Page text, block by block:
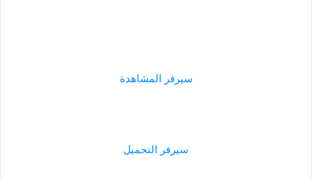
سيرفر المشاهدة
سيرفر التحميل